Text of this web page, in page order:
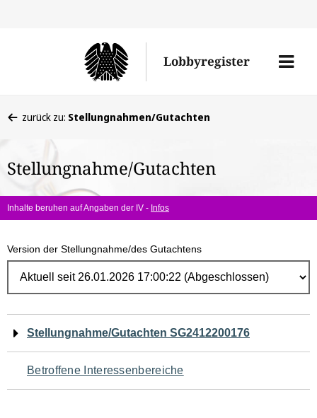
Lobbyregister
Menü
befinden
hier:
zurück zu: Stellungnahmen/Gutachten
Stellungnahme/Gutachten
Inhalte beruhen auf Angaben der IV - Infos
Version der Stellungnahme/des Gutachtens
Navigation
für
den
Stellungnahme/Gutachten SG2412200176
Betroffene Interessenbereiche